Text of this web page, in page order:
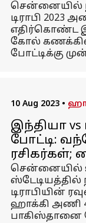
சென்னையில்
டிராபி 2023
எதிர்கொண்ட
கோல் கணக்கில்
போட்டிக்கு
10 Aug 2023 •
இந்தியா
போட்டி:
ரசிகர்கள்;
சென்னையில்
டிராபியின்
ஹாக்கி அணி
பாகிஸ்தானை